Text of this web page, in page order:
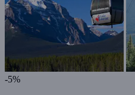
-5%